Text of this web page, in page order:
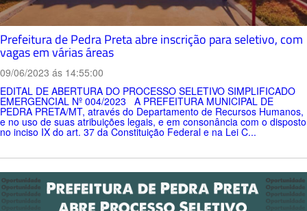
Prefeitura de Pedra Preta abre inscrição para seletivo, com
vagas em várias áreas
09/06/2023 ás 14:55:00
EDITAL DE ABERTURA DO PROCESSO SELETIVO SIMPLIFICADO
EMERGENCIAL Nº 004/2023 A PREFEITURA MUNICIPAL DE
PEDRA PRETA/MT, através do Departamento de Recursos Humanos,
e no uso de suas atribuições legais, e em consonância com o disposto
no inciso IX do art. 37 da Constituição Federal e na Lei C...